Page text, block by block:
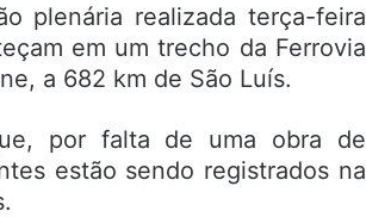
plenária realizada terça-feira
em um trecho da Ferrovia
a 682 km de São Luís.
por falta de uma obra de
estão sendo registrados na